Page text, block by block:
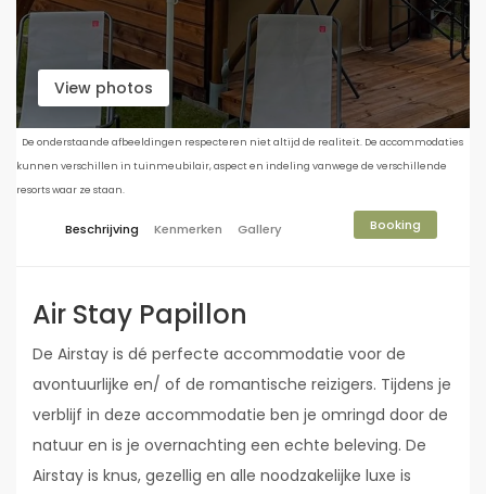
View photos
De onderstaande afbeeldingen respecteren niet altijd de realiteit. De accommodaties
kunnen verschillen in tuinmeubilair, aspect en indeling vanwege de verschillende
resorts waar ze staan.
Beschrijving Kenmerken Gallery Booking
Air Stay Papillon
De Airstay is dé perfecte accommodatie voor de
avontuurlijke en/ of de romantische reizigers. Tijdens je
verblijf in deze accommodatie ben je omringd door de
natuur en is je overnachting een echte beleving. De
Airstay is knus, gezellig en alle noodzakelijke luxe is